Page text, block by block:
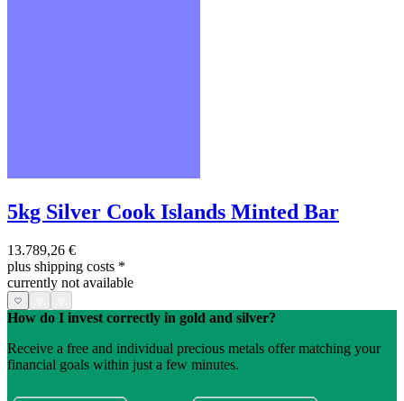
5kg Silver Cook Islands Minted Bar
13.789,26 €
plus shipping costs *
currently not available
How do I invest correctly in gold and silver?
Receive a free and individual precious metals offer matching your
financial goals within just a few minutes.